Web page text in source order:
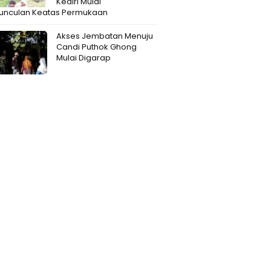
Keatas Permukaan
Akses Jembatan Menuju
Candi Puthok Ghong
Mulai Digarap